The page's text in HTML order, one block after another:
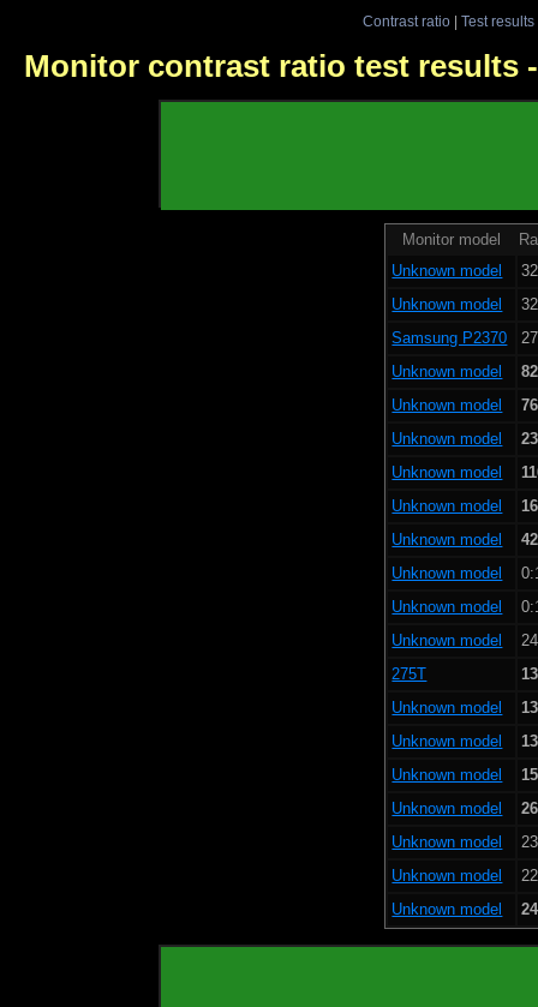
Contrast ratio| Test results
Monitor contrast ratio test results
Monitor model
Unknown model
Unknown model
Samsung P2370
Unknown model
Unknown model
Unknown model
Unknown model
Unknown model
Unknown model
Unknown model
Unknown model
Unknown model
275T
Unknown model
Unknown model
Unknown model
Unknown model
Unknown model
Unknown model
Unknown model